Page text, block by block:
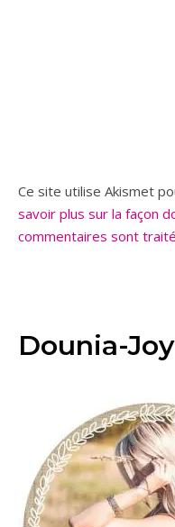
Ce site utilise Akismet
savoir plus sur la façon
commentaires sont
Dounia-Joy